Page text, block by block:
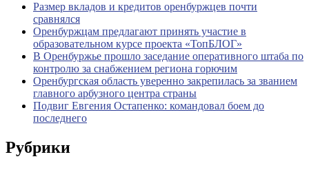
Размер вкладов и кредитов оренбуржцев почти
сравнялся
Оренбуржцам предлагают принять участие в
образовательном курсе проекта «ТопБЛОГ»
В Оренбуржье прошло заседание оперативного штаба по
контролю за снабжением региона горючим
Оренбургская область уверенно закрепилась за званием
главного арбузного центра страны
Подвиг Евгения Остапенко: командовал боем до
последнего
Рубрики